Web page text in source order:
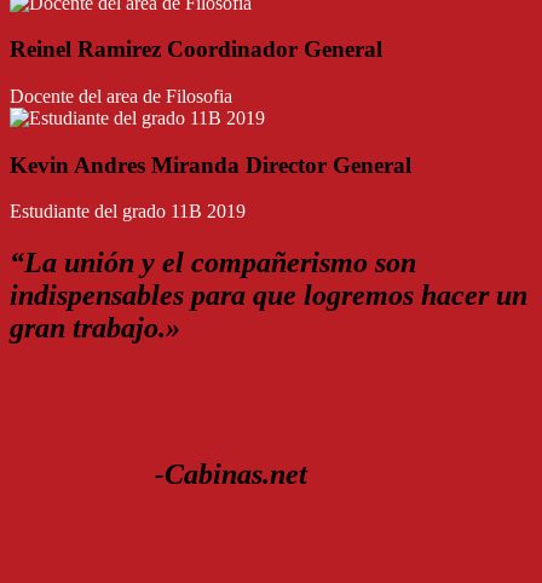
Reinel Ramirez Coordinador General
Docente del area de Filosofia
Kevin Andres Miranda Director General
Estudiante del grado 11B 2019
“La unión y el compañerismo son
indispensables para que logremos hacer un
gran trabajo.»
-Cabinas.net